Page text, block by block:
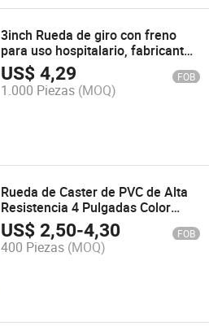
3inch Rueda de giro con freno
para uso hospitalario, fabricante
en China con soporte OEM
US$4,29 FOB
1.000 Piezas (MOQ)
Rueda de Caster de PVC de Alta
Resistencia 4 Pulgadas Color
Rojo Oscuro con Rodamiento de
Bolas Giratorio Rígido 200kg
Capacidad 100mm Ruedas de
US$2,50-4,30 FOB
400 Piezas (MOQ)